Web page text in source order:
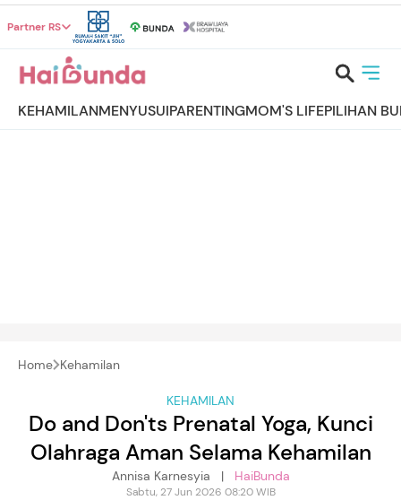
Partner RS
KEHAMILANMENYUSUIPARENTINGMOM'S LIFEPILIHAN
Home Kehamilan
KEHAMILAN
Do and Don'ts Prenatal Yoga, Kunci
Olahraga Aman Selama Kehamilan
Annisa Karnesyia | HaiBunda
Sabtu, 27 Jun 2026 08:20 WIB